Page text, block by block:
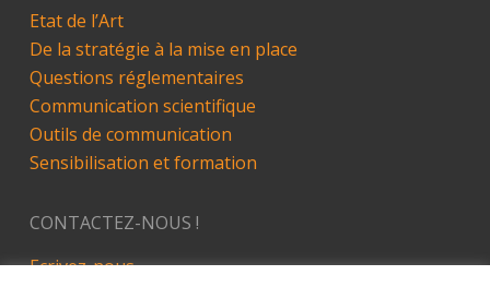
Etat de l’Art
De la stratégie à la mise en place
Questions réglementaires
Communication scientifique
Outils de communication
Sensibilisation et formation
CONTACTEZ-NOUS !
Ecrivez-nous